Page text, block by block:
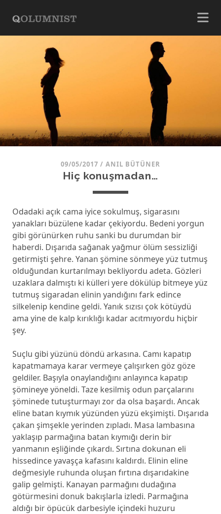
09/05/2017 / ANIL BÜTÜNER
Hiç konuşmadan…
Odadaki açık cama iyice sokulmuş, sigarasını
yanakları büzülene kadar çekiyordu. Bedeni yorgun
gibi görünürken ruhu sanki bu durumdan bir
haberdi. Dışarıda sağanak yağmur ölüm sessizliği
getirmişti şehre. Yanan şömine sönmeye yüz tutmuş
olduğundan kurtarılmayı bekliyordu adeta. Gözleri
uzaklara dalmıştı ki külleri yere dökülüp bitmeye yüz
tutmuş sigaradan elinin yandığını fark edince
silkelenip kendine geldi. Yanık sızısı çok kötüydü
ama yine de kalp kırıklığı kadar acıtmıyordu hiçbir
şey.
Suçlu gibi yüzünü döndü arkasına. Camı kapatıp
kapatmamaya karar vermeye çalışırken göz göze
geldiler. Başıyla onaylandığını anlayınca kapatıp
şömineye yöneldi. Taze kesilmiş odun parçalarını
şöminede tutuşturmayı zor da olsa başardı. Ancak
eline batan kıymık yüzünden yüzü ekşimişti. Dışarıda
çakan şimşekle yerinden zıpladı. Masa lambasına
yaklaşıp parmağına batan kıymığı derin bir
yanmanın eşliğinde çıkardı. Sırtına dokunan eli
hissedince yavaşça kafasını kaldırdı. Elinin eline
değmesiyle ruhunda oluşan fırtına dışarıdakine
galip gelmişti. Kanayan parmağını dudağına
götürmesini donuk bakışlarla izledi. Parmağına
aldığı bir öpücük darbesiyle içindeki huzuru